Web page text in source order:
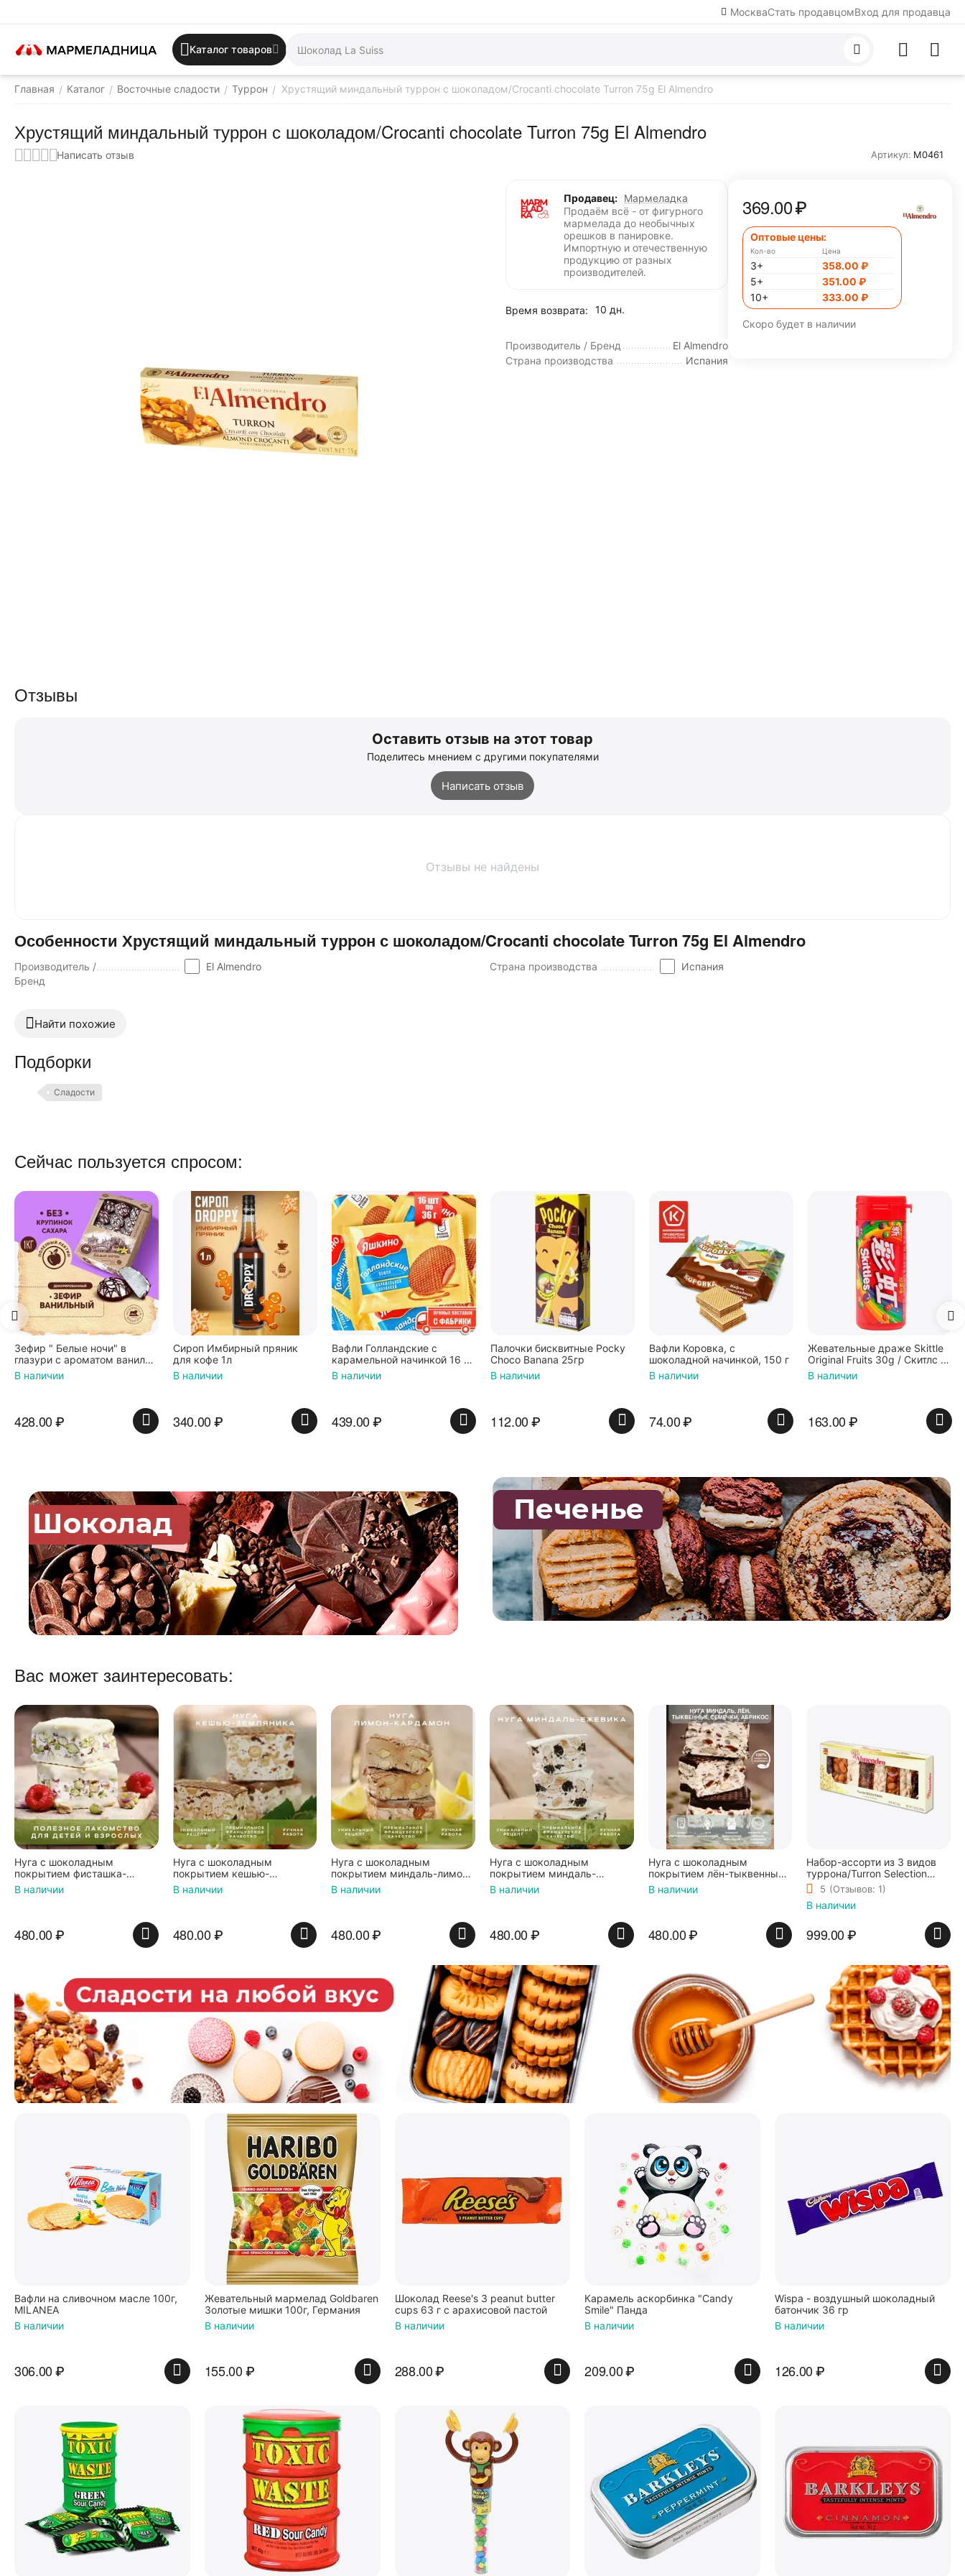
МоскваСтать продавцомВход для продавца
Каталог товаров
Главная / Каталог / Восточные сладости / Туррон / Хрустящий миндальный туррон с шоколадом/Crocanti chocolate Turron 75g El Almendro
Хрустящий миндальный туррон с шоколадом/Crocanti chocolate Turron 75g El Almendro
Написать отзыв Артикул: M0461
Продавец: Мармеладка
Продаём всё - от фигурного
мармелада до необычных
орешков в панировке.
Импортную и отечественную
продукцию от разных
производителей.
Время возврата: 10 дн.
Производитель / Бренд
El Almendro
Страна производства
Испания
369.00₽
Оптовые цены:
Кол-во
3+
5+
10+
Цена
358.00 ₽
351.00 ₽
333.00 ₽
Скоро будет в наличии
Отзывы
Оставить отзыв на этот товар
Поделитесь мнением с другими покупателями
Написать отзыв
Отзывы не найдены
Особенности Хрустящий миндальный туррон с шоколадом/Crocanti chocolate Turron 75g El Almendro
Производитель /
Бренд
El Almendro Страна производства Испания
Найти похожие
Подборки
Сладости
Сейчас пользуется спросом:
Сироп Имбирный пряник
для кофе 1л
В наличии
340.00
Вафли Голландские с
карамельной начинкой 16 шт
по 36 г ТМ Яшкино
В наличии
439.00
Палочки бисквитные Pocky
Choco Banana 25гр
В наличии
112.00
Вафли Коровка, c
шоколадной начинкой, 150 г
В наличии
74.00
Жевательные драже Skittle
Original Fruits 30g / Скитлс со
вкусом фруктов 30гр в
красной банке
В наличии
163.00
Конфеты Jelly Belly
Кислые фрукты (28гр.)
В наличии
135.00₽
Вас может заинтересовать:
Нуга с шоколадным
покрытием фисташка-
малина, Шоколадная
мастерская Федорининой
В наличии
480.00₽
Нуга с шоколадным
покрытием кешью-
земляника-мускатный орех,
Шоколадная мастерская
В наличии
480.00₽
Нуга с шоколадным
покрытием миндаль-лимон-
кардамон, Шоколадная
мастерская Федорининой
В наличии
480.00₽
Нуга с шоколадным
покрытием миндаль-
ежевика-ваниль,
Шоколадная мастерская
В наличии
480.00₽
Нуга с шоколадным
покрытием лён-тыквенные
семечки-абрикос,
Шоколадная мастерская
В наличии
480.00₽
Набор-ассорти из 3 видов
туррона/Turron Selection
200g El Almendro
5 (Отзывов: 1)
В наличии
999.00₽
Вафли на сливочном масле 100г,
MILANEA
В наличии
306.00₽
Жевательный мармелад Goldbaren
Золотые мишки 100г, Германия
В наличии
155.00₽
Шоколад Reese's 3 peanut butter
cups 63 г с арахисовой пастой
В наличии
288.00₽
Карамель аскорбинка "Candy
Smile" Панда
В наличии
209.00₽
Wispa - воздушный шоколадный
батончик 36 гр
В наличии
126.00₽